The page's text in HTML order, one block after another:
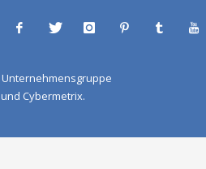
Unternehmensgruppe
und Cybermetrix.